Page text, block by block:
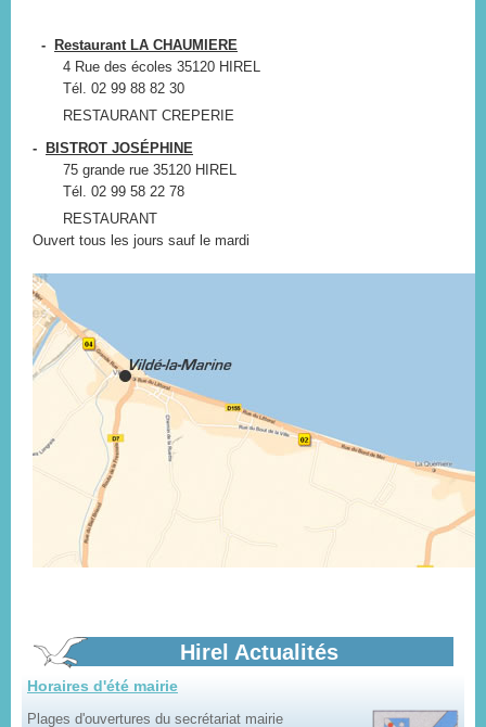
-
Restaurant LA CHAUMIERE
4 Rue des écoles 35120 HIREL
Tél. 02 99 88 82 30
RESTAURANT CREPERIE
-
BISTROT JOSÉPHINE
75 grande rue 35120 HIREL
Tél. 02 99 58 22 78
RESTAURANT
Ouvert tous les jours sauf le mardi
Hirel Actualités
Marchés d'été
tous les vendredis dans le bourg
En savoir plus...
Horaires d'été mairie
Plages d'ouvertures du secrétariat mairie